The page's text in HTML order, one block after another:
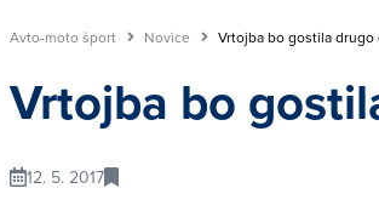
Avto-moto šport Novice Vrtojba bo gostila drugo
Vrtojba bo
12. 5. 2017